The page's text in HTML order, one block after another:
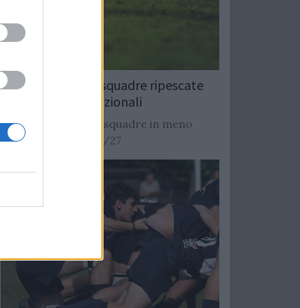
Rugby: Record di squadre ripescate
nei campionati nazionali
Si stimano oltre 20 squadre in meno
dalla stagione 2026/27